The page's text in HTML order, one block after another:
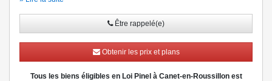
Être rappelé(e)
Obtenir les prix et plans
Tous les biens éligibles en Loi Pinel à Canet-en-Roussillon est